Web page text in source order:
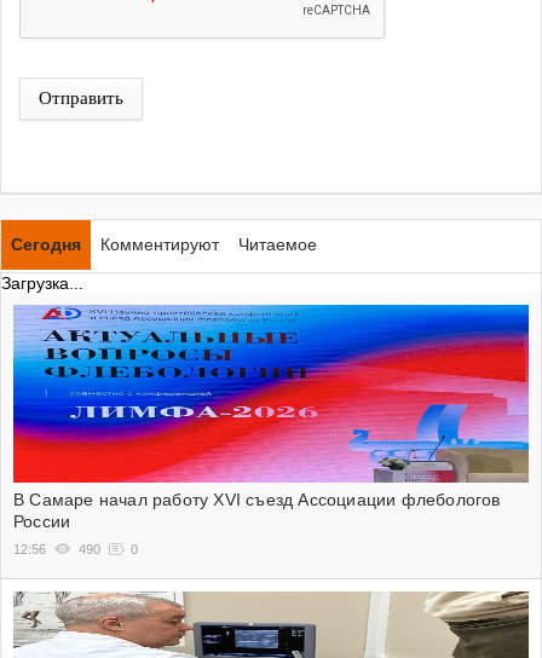
Отправить
Сегодня Комментируют
Читаемое
Загрузка...
В Самаре начал работу XVI съезд Ассоциации флебологов
России
12:56 490 0